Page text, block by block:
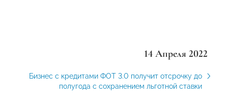
14 Апреля 2022
Бизнес с кредитами ФОТ 3.0 получит отсрочку до
полугода с сохранением льготной ставки